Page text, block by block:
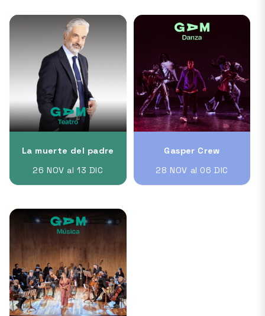
La muerte del padre
26 NOV al 13 DIC
Gasper Crew
28 NOV al 06 DIC